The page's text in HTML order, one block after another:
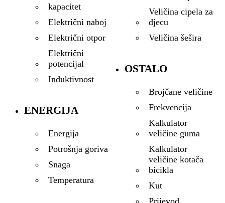
kapacitet
Električni naboj
Električni otpor
Električni
potencijal
Induktivnost
ENERGIJA
Energija
Potrošnja goriva
Snaga
Temperatura
Veličina cipela za
djecu
Veličina šešira
OSTALO
Brojčane veličine
Frekvencija
Kalkulator
veličine guma
Kalkulator
veličine kotača
bicikla
Kut